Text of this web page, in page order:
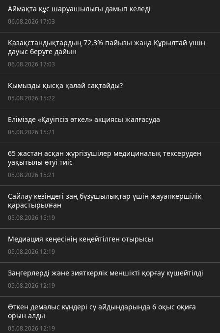
Аймақта құс шаруашылығы дамып келеді
06.08.2026 17:03
Қазақстандықтардың 72,3% пайызы жаңа Құрылтай үшін
дауыс беруге дайын
06.08.2026 17:03
Қымызды қысқа қалай сақтайды?
05.08.2026 15:22
Елімізде «Қауіпсіз өткел» акциясы жалғасуда
05.08.2026 15:21
65 жастан асқан жүргізушілер медициналық тексеруден
уақытылы өтуі тиіс
05.08.2026 15:21
Сайлау кезіндегі заң бұзушылықтар үшін жауапкершілік
қарастырылған
05.08.2026 15:19
Медиация кеңесінің кеңейтілген отырысы
05.08.2026 12:19
Заңгерлерді және зияткерлік меншікті қорғау күшейтілді
05.08.2026 12:19
Өткен демалыс күндері су айдындарында 6 оқыс оқиға
орын алды
05.08.2026 12:19